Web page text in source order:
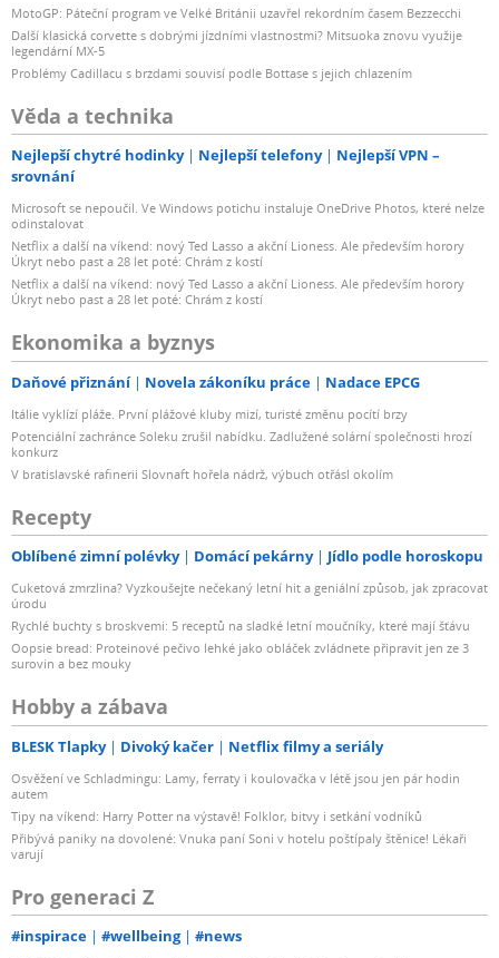
MotoGP: Páteční program ve Velké Británii uzavřel rekordním časem Bezzecchi
Další klasická corvette s dobrými jízdními vlastnostmi? Mitsuoka znovu využije
legendární MX-5
Problémy Cadillacu s brzdami souvisí podle Bottase s jejich chlazením
Věda a technika
Nejlepší chytré hodinky Nejlepší telefony
Nejlepší VPN –
srovnání
Microsoft se nepoučil. Ve Windows potichu instaluje OneDrive Photos, které nelze
odinstalovat
Netflix a další na víkend: nový Ted Lasso a akční Lioness. Ale především horory
Úkryt nebo past a 28 let poté: Chrám z kostí
Netflix a další na víkend: nový Ted Lasso a akční Lioness. Ale především horory
Úkryt nebo past a 28 let poté: Chrám z kostí
Ekonomika a byznys
Daňové přiznání Novela zákoníku práce Nadace EPCG
Itálie vyklízí pláže. První plážové kluby mizí, turisté změnu pocítí brzy
Potenciální zachránce Soleku zrušil nabídku. Zadlužené solární společnosti hrozí
konkurz
V bratislavské rafinerii Slovnaft hořela nádrž, výbuch otřásl okolím
Recepty
Oblíbené zimní polévky Domácí pekárny Jídlo podle horoskopu
Cuketová zmrzlina? Vyzkoušejte nečekaný letní hit a geniální způsob, jak zpracovat
úrodu
Rychlé buchty s broskvemi: 5 receptů na sladké letní moučníky, které mají šťávu
Oopsie bread: Proteinové pečivo lehké jako obláček zvládnete připravit jen ze 3
surovin a bez mouky
Hobby a zábava
BLESK Tlapky Divoký kačer Netflix filmy a seriály
Osvěžení ve Schladmingu: Lamy, ferraty i koulovačka v létě jsou jen pár hodin
autem
Tipy na víkend: Harry Potter na výstavě! Folklor, bitvy i setkání vodníků
Přibývá paniky na dovolené: Vnuka paní Soni v hotelu poštípaly štěnice! Lékaři
varují
Pro generaci Z
#inspirace #wellbeing #news